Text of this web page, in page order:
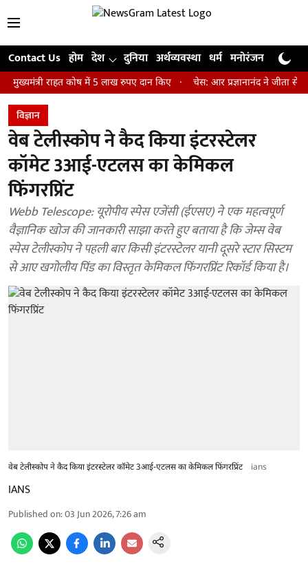
Contact Us होम देश दुनिया अर्थव्यवस्था धर्म मनोरंजन खेल
राहत कोष में 5 लाख रुपए दान किए चेस: आर प्रज्ञानानंद ने जीता सेंट लुइस
विज्ञान
वेब टेलीस्कोप ने कैद किया इंटरस्टेलर
कॉमेट 3आई-एटलस का केमिकल
फिंगरप्रिंट
Webb Telescope: यूरोपीय स्पेस एजेंसी (ईएसए) ने एक महत्वपूर्ण
वैज्ञानिक खोज की जानकारी साझा करते हुए बताया है कि जेम्स वेब
स्पेस टेलीस्कोप ने पहली बार किसी इंटरस्टेलर यानी दूसरे स्टार सिस्टम
से आए खगोलीय पिंड का विस्तृत केमिकल फिंगरप्रिंट रिकॉर्ड किया है।
वेब टेलीस्कोप ने कैद किया इंटरस्टेलर कॉमेट 3आई-एटलस का केमिकल फिंगरप्रिंट ians
IANS
Published on:03 Jun 2026, 7:26 am